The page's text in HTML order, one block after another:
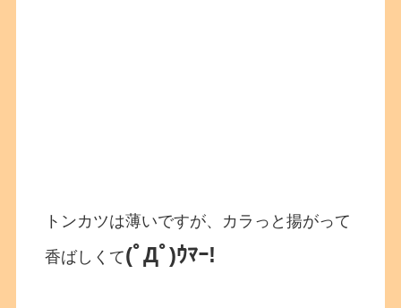
トンカツは薄いですが、カラっと揚がって
香ばしくて(ﾟДﾟ)ｳﾏｰ!